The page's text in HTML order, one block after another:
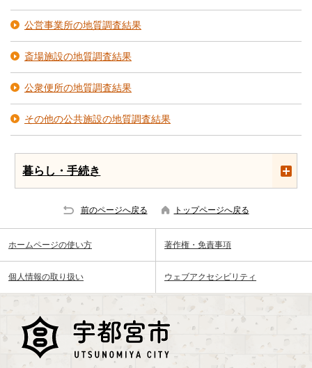
公営事業所の地質調査結果
斎場施設の地質調査結果
公衆便所の地質調査結果
その他の公共施設の地質調査結果
暮らし・手続き
前のページへ戻る トップページへ戻る
ホームページの使い方 著作権・免責事項
個人情報の取り扱い ウェブアクセシビリティ